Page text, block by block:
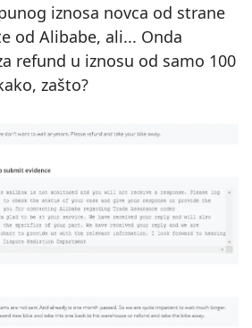
iznosa novca od strane
od Alibabe, ali... Onda
refund u iznosu od samo 100
zašto?